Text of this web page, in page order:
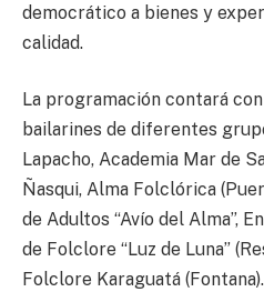
democrático a bienes y
calidad.
La programación contará
bailarines de diferentes
Lapacho, Academia Mar de
Ñasqui, Alma Folclórica
de Adultos “Avío del Alma”,
de Folclore “Luz de Luna”
Folclore Karaguatá (Fontana).